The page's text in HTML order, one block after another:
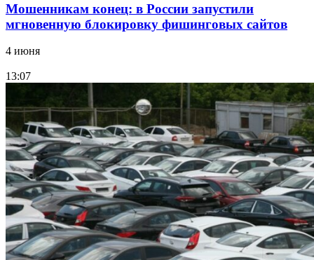
Мошенникам конец: в России запустили
мгновенную блокировку фишинговых сайтов
4 июня
13:07